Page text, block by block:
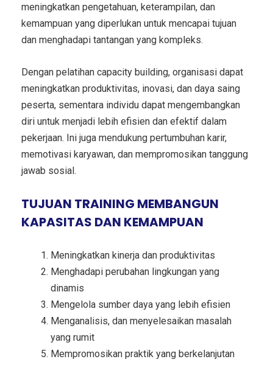
meningkatkan pengetahuan, keterampilan, dan
kemampuan yang diperlukan untuk mencapai tujuan
dan menghadapi tantangan yang kompleks.
Dengan pelatihan capacity building, organisasi dapat
meningkatkan produktivitas, inovasi, dan daya saing
peserta, sementara individu dapat mengembangkan
diri untuk menjadi lebih efisien dan efektif dalam
pekerjaan. Ini juga mendukung pertumbuhan karir,
memotivasi karyawan, dan mempromosikan tanggung
jawab sosial.
TUJUAN TRAINING MEMBANGUN
KAPASITAS DAN KEMAMPUAN
Meningkatkan kinerja dan produktivitas
Menghadapi perubahan lingkungan yang
dinamis
Mengelola sumber daya yang lebih efisien
Menganalisis, dan menyelesaikan masalah
yang rumit
Mempromosikan praktik yang berkelanjutan